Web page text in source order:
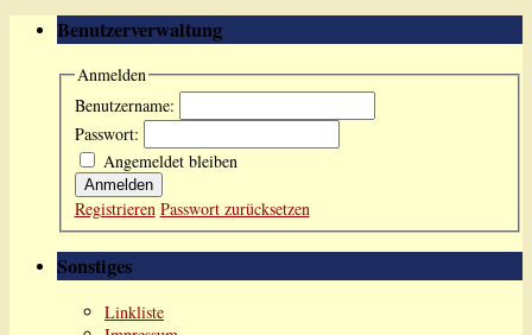
Benutzerverwaltung
Anmelden
Benutzername:
Passwort:
Angemeldet bleiben
Anmelden
Registrieren Passwort zurücksetzen
Sonstiges
Linkliste